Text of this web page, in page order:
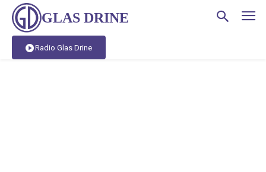
GLAS DRINE
Radio Glas Drine